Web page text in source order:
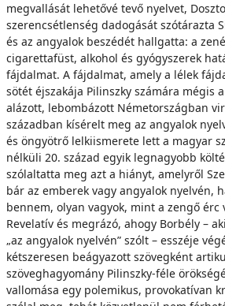
megvallását lehetővé tevő nyelvet,
szerencsétlenség dadogását szótárazta
és az angyalok beszédét hallgatta: a
cigarettafüst, alkohol és gyógyszerek
fájdalmat. A fájdalmat, amely a lélek
sötét éjszakája Pilinszky számára mégis
alázott, lebombázott Németországban
században kísérelt meg az angyalok
és öngyötrő lelkiismerete lett a magyar
nélküli 20. század egyik legnagyobb
szólaltatta meg azt a hiányt, amelyről
bár az emberek vagy angyalok nyelvén,
bennem, olyan vagyok, mint a zengő érc
Revelatív és megrázó, ahogy Borbély –
„az angyalok nyelvén” szólt – esszéje
kétszeresen beágyazott szövegként
szöveghagyomány Pilinszky-féle
vallomása egy polemikus, provokatívan